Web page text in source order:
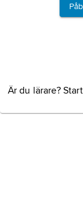
Är du lärare?